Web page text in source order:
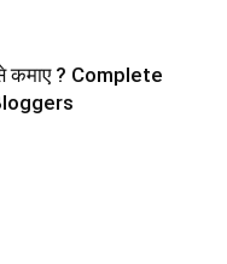
कमाए ? Complete